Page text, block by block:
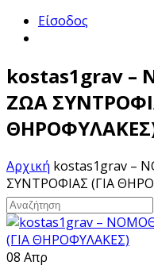
Είσοδος
kostas1grav –
ΖΩΑ
Αρχική kostas1grav –
ΣΥΝΤΡΟΦΙΑΣ (ΓΙΑ
08 Απρ